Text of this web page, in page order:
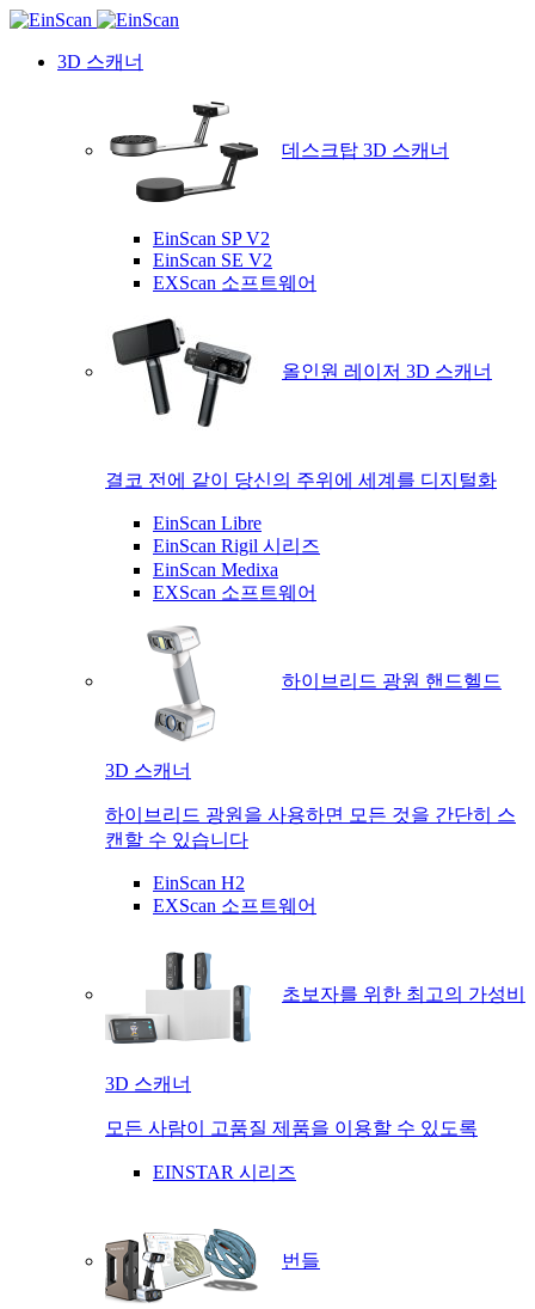
3D 스캐너
데스크탑 3D 스캐너
EinScan SP V2
EinScan SE V2
EXScan 소프트웨어
올인원 레이저 3D 스캐너
결코 전에 같이 당신의 주위에 세계를 디지털화
EinScan Libre
EinScan Rigil 시리즈
EinScan Medixa
EXScan 소프트웨어
하이브리드 광원 핸드헬드
3D 스캐너
하이브리드 광원을 사용하면 모든 것을 간단히 스
캔할 수 있습니다
EinScan H2
EXScan 소프트웨어
초보자를 위한 최고의 가성비
3D 스캐너
모든 사람이 고품질 제품을 이용할 수 있도록
EINSTAR 시리즈
번들